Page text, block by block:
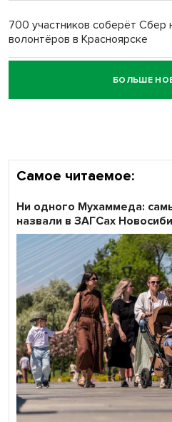
700 участников соберёт Сбер
волонтёров в Красноярске
Честный выбор:
объективность результатов
БОЛЬШЕ
Самое читаемое:
Ни одного Мухаммеда:
назвали в ЗАГСах